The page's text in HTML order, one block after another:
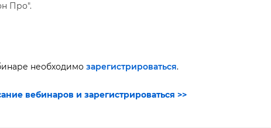
Про".
необходимо зарегистрироваться.
вебинаров и зарегистрироваться >>